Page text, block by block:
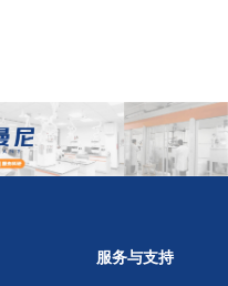
服务与支持